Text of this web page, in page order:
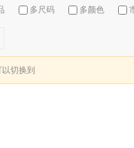
多尺码 多颜色
切换到